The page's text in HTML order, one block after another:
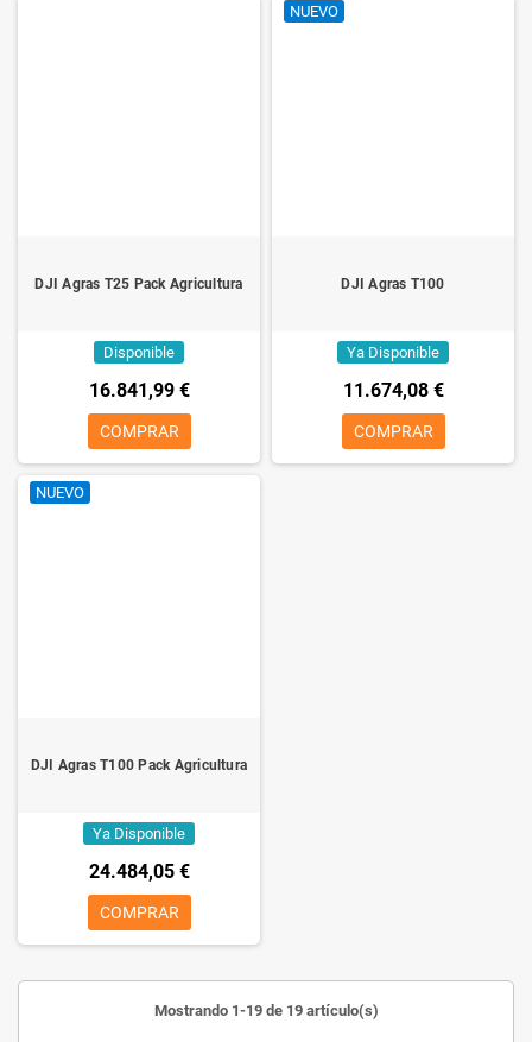
DJI Agras T25 Pack Agricultura
Disponible
16.841,99 €
COMPRAR
NUEVO
DJI Agras T100
Ya Disponible
11.674,08 €
COMPRAR
NUEVO
DJI Agras T100 Pack Agricultura
Ya Disponible
24.484,05 €
COMPRAR
Mostrando 1-19 de 19 artículo(s)